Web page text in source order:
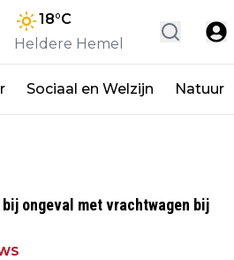
18°C
Heldere Hemel
Sociaal en Welzijn Natuur
ongeval met vrachtwagen bij